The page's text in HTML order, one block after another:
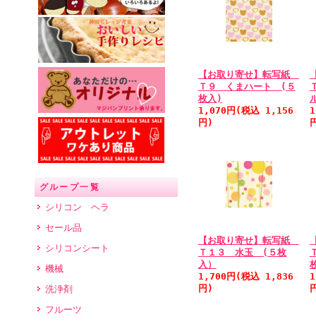
グループ一覧
シリコン ヘラ
セール品
シリコンシート
機械
洗浄剤
フルーツ
【お取り寄せ】転写紙
Ｔ９ くまハート (５
枚入)
1,070円(税込 1,156
円)
【お取り寄せ】転写紙
Ｔ１３ 水玉 (５枚
入）
1,700円(税込 1,836
円)